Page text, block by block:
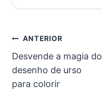
Navegação
de
Post
ANTERIOR
Desvende a magia do
desenho de urso
para colorir